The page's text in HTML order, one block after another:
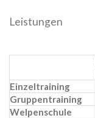
Leistungen
Einzeltraining
Gruppentraining
Welpenschule